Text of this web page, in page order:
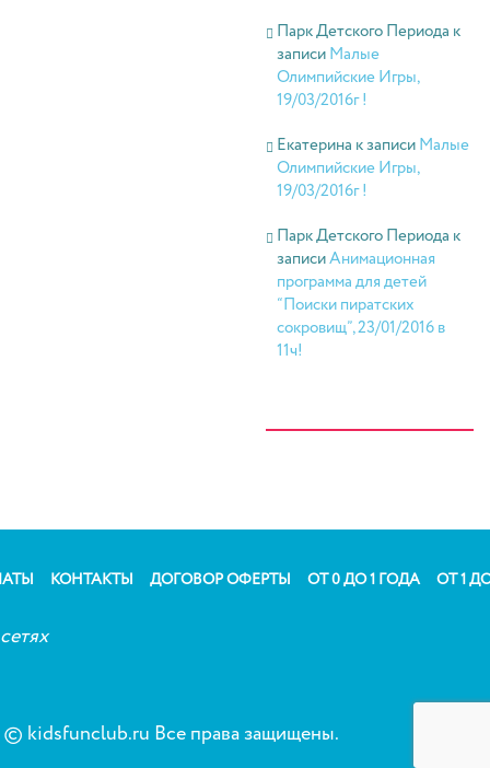
Парк Детского Периода к
записиМалые
Олимпийские Игры,
19/03/2016г !
Екатерина к записиМалые
Олимпийские Игры,
19/03/2016г !
Парк Детского Периода к
записиАнимационная
программа для детей
“Поиски пиратских
сокровищ”, 23/01/2016 в
11ч!
КОНТАКТЫ ДОГОВОР ОФЕРТЫ ОТ 0 ДО 1 ГОДА ОТ 1
© kidsfunclub.ru Все права защищены.